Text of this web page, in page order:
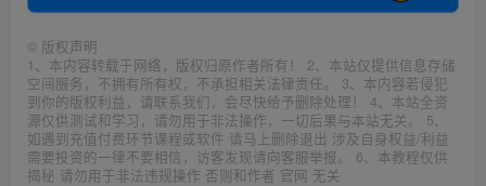
© 版权声明
1、本内容转载于网络，版权归原作者所有！ 2、本站仅提供信息存储
空间服务，不拥有所有权，不承担相关法律责任。 3、本内容若侵犯
到你的版权利益，请联系我们，会尽快给予删除处理！ 4、本站全资
源仅供测试和学习，请勿用于非法操作，一切后果与本站无关。 5、
如遇到充值付费环节课程或软件 请马上删除退出 涉及自身权益/利益
需要投资的一律不要相信，访客发现请向客服举报。 6、本教程仅供
揭秘 请勿用于非法违规操作 否则和作者 官网 无关